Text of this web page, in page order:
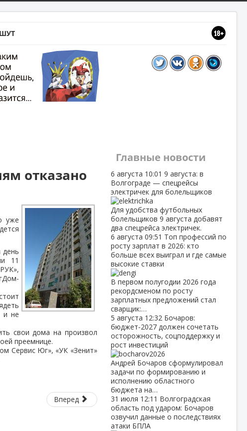
отказано
уже
день
11
и не
свои дома на произвол
преемнице.
Сервис Юг», «УК «Зенит»
Вперед
Главные новости
6 августа 10:01 9 августа: в
Волгограде — спецрейсы
электричек для болельщиков
Для удобства футбольных
болельщиков 9 августа добавят
два спецрейса электричек.
6 августа 09:51 Топ профессий по
росту зарплат в 2026: кто
больше всех выиграл и где самые
высокие ставки
В первом полугодии 2026 года
рекордсменом по росту
зарплатных предложений стал
сварщик:…
5 августа 12:32 Бочаров:
бюджет‑2027 должен сочетать
осторожность, соцподдержку и
рост инвестиций
Андрей Бочаров сформулировал
задачи по формированию и
исполнению областного
бюджета на…
31 июля 12:11 Волгоградская
область под ударом: Бочаров
озвучил данные о последствиях
атаки БПЛА